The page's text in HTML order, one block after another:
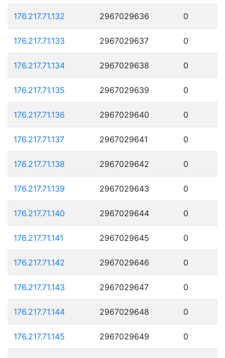
176.217.71.132 2967029636 0
176.217.71.133 2967029637 0
176.217.71.134 2967029638 0
176.217.71.135 2967029639 0
176.217.71.136 2967029640 0
176.217.71.137 2967029641 0
176.217.71.138 2967029642 0
176.217.71.139 2967029643 0
176.217.71.140 2967029644 0
176.217.71.141 2967029645 0
176.217.71.142 2967029646 0
176.217.71.143 2967029647 0
176.217.71.144 2967029648 0
176.217.71.145 2967029649 0